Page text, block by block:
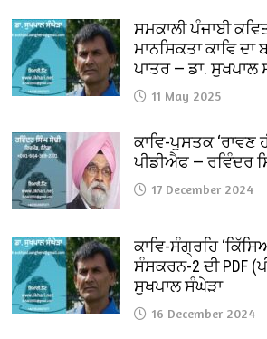
ਸਮਕਾਲੀ ਪੰਜਾਬੀ
ਮਾਨਸਿਕਤਾ ਕਾਵਿ ਦਾ
ਪਾਤਰ — ਡਾ.
11 May 2025
ਕਾਵਿ-ਪੁਸਤਕ ‘ਰਾਵਣ
ਪੀਡੀਐਫ — ਰਵਿੰਦਰ
17 December 2024
ਕਾਵਿ-ਸੰਗ੍ਰਹਿ
ਸੰਸਕਰਨ-2 ਦੀ PDF
ਸੁਖਪਾਲ ਸੰਘੇੜਾ
16 December 2024